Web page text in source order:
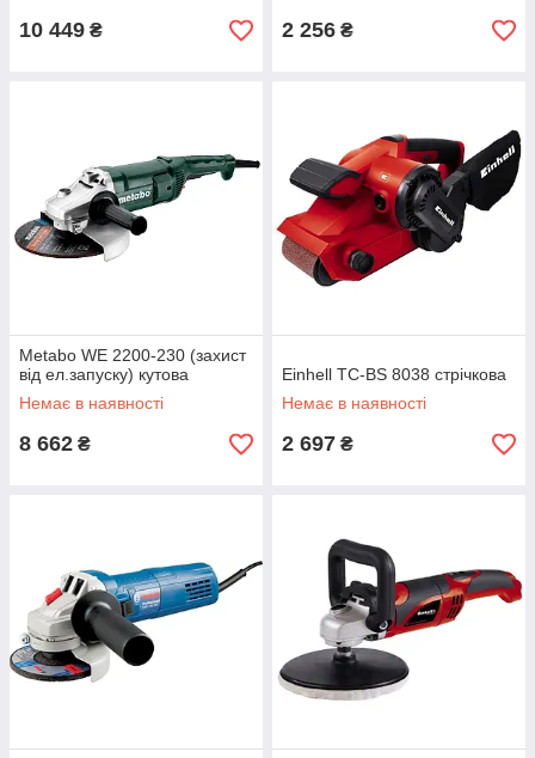
10 449 ₴ 2 256 ₴
Metabo WE 2200-230 (захист
від ел.запуску) кутова
Немає в наявності
8 662 ₴
Einhell TC-BS 8038 стрічкова
Немає в наявності
2 697 ₴